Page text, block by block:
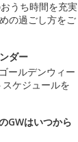
うち時間を充実
の過ごし方をご
ダー
ールデンウィー
ケジュールを
GWはいつから